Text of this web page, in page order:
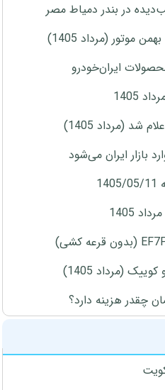
در بندر دمیاط مصر
(مرداد 1405)
ایران‌خودرو
(مرداد 1405)
(مرداد 1405)
چقدر هزینه دارد؟